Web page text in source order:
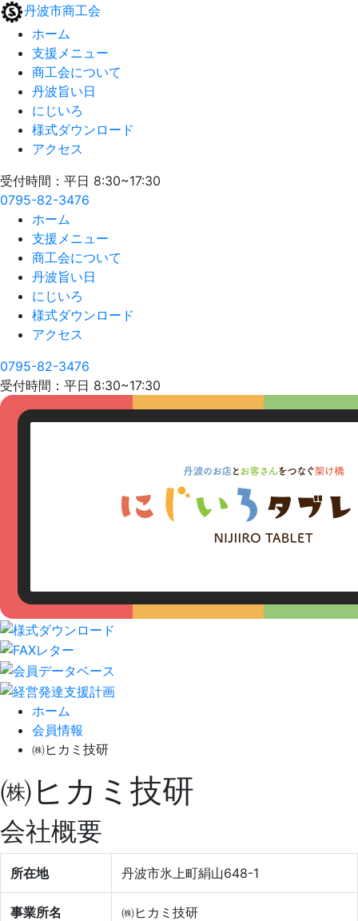
丹波市商工会
ホーム
支援メニュー
商工会について
丹波旨い日
にじいろ
様式ダウンロード
アクセス
受付時間：平日 8:30~17:30
0795-82-3476
ホーム
支援メニュー
商工会について
丹波旨い日
にじいろ
様式ダウンロード
アクセス
0795-82-3476
受付時間：平日 8:30~17:30
ホーム
会員情報
㈱ヒカミ技研
㈱ヒカミ技研
会社概要
所在地 丹波市氷上町絹山648-1
事業所名 ㈱ヒカミ技研